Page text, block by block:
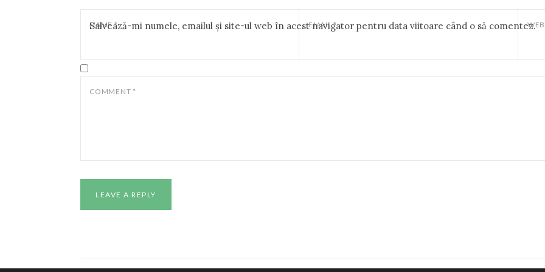
NAME* EMAIL*
Salvează-mi numele, emailul și site-ul web în acest navigator pentru data viitoare când o să comentez.
COMMENT *